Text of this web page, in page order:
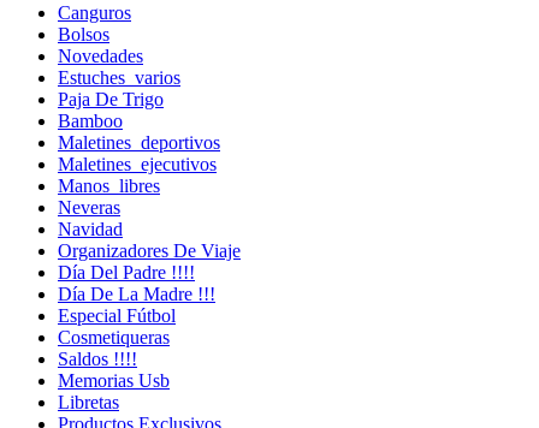
Canguros
Bolsos
Novedades
Estuches_varios
Paja De Trigo
Bamboo
Maletines_deportivos
Maletines_ejecutivos
Manos_libres
Neveras
Navidad
Organizadores De Viaje
Día Del Padre !!!!
Día De La Madre !!!
Especial Fútbol
Cosmetiqueras
Saldos !!!!
Memorias Usb
Libretas
Productos Exclusivos